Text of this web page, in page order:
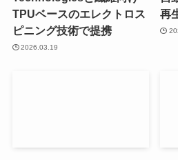
TPUベースのエレクトロス
ピニング技術で提携
2026.03.19
再